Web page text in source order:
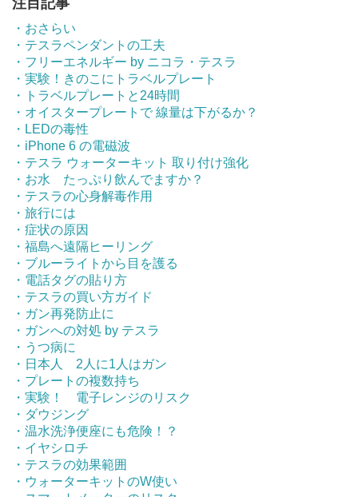
注目記事
・おさらい
・テスラペンダントの工夫
・フリーエネルギー by ニコラ・テスラ
・実験！きのこにトラベルプレート
・トラベルプレートと24時間
・オイスタープレートで 線量は下がるか？
・LEDの毒性
・iPhone 6 の電磁波
・テスラ ウォーターキット 取り付け強化
・お水 たっぷり飲んでますか？
・テスラの心身解毒作用
・旅行には
・症状の原因
・福島へ遠隔ヒーリング
・ブルーライトから目を護る
・電話タグの貼り方
・テスラの買い方ガイド
・ガン再発防止に
・ガンへの対処 by テスラ
・うつ病に
・日本人 2人に1人はガン
・プレートの複数持ち
・実験！ 電子レンジのリスク
・ダウジング
・温水洗浄便座にも危険！？
・イヤシロチ
・テスラの効果範囲
・ウォーターキットのW使い